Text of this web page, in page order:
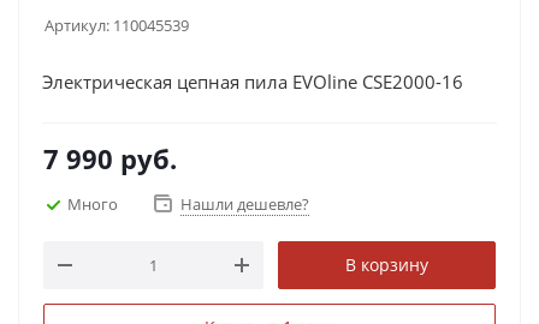
Артикул: 110045539
Электрическая цепная пила EVOline CSE2000-16
7 990 руб.
Много Нашли дешевле?
В корзину